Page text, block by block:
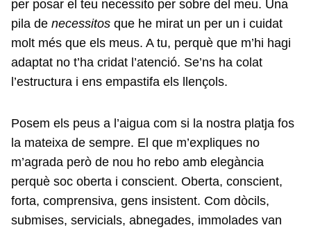
per posar el teu necessito per sobre del meu. Una
pila de necessitos que he mirat un per un i cuidat
molt més que els meus. A tu, perquè que m’hi hagi
adaptat no t’ha cridat l’atenció. Se’ns ha colat
l’estructura i ens empastifa els llençols.
Posem els peus a l’aigua com si la nostra platja fos
la mateixa de sempre. El que m’expliques no
m’agrada però de nou ho rebo amb elegància
perquè soc oberta i conscient. Oberta, conscient,
forta, comprensiva, gens insistent. Com dòcils,
submises, servicials, abnegades, immolades van